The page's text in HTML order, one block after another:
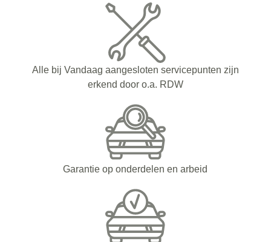
Alle bij Vandaag aangesloten servicepunten zijn
erkend door o.a. RDW
Garantie op onderdelen en arbeid